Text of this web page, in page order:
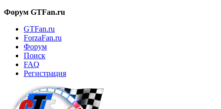
Форум GTFan.ru
GTFan.ru
ForzaFan.ru
Форум
Поиск
FAQ
Регистрация